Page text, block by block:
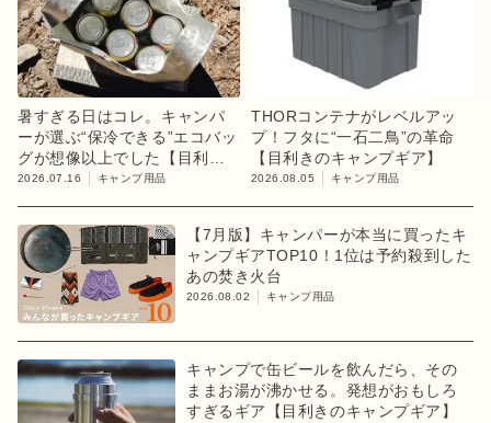
暑すぎる日はコレ。キャンパ
ーが選ぶ“保冷できる”エコバッ
グが想像以上でした【目利き
のキャンプギア】
2026.07.16 キャンプ用品
THORコンテナがレベルアッ
プ！フタに“一石二鳥”の革命
【目利きのキャンプギア】
2026.08.05 キャンプ用品
【7月版】キャンパーが本当に買ったキ
ャンプギアTOP10！1位は予約殺到した
あの焚き火台
2026.08.02 キャンプ用品
キャンプで缶ビールを飲んだら、その
ままお湯が沸かせる。発想がおもしろ
すぎるギア【目利きのキャンプギア】